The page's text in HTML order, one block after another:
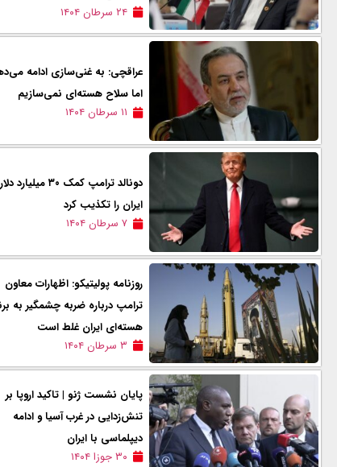
۲۴ سرطان ۱۴۰۴
عراقچی: به غنی‌سازی ادامه
اما سلاح هسته‌ای نمی‌سازیم
۱۱ سرطان ۱۴۰۴
دونالد ترامپ کمک ۳۰
ایران را تکذیب کرد
۷ سرطان ۱۴۰۴
روزنامه پولیتیکو: اظهارات معاون
ترامپ درباره ضربه چشمگیر به
هسته‌ای ایران غلط است
۳ سرطان ۱۴۰۴
پایان نشست ژنو | تاکید اروپا بر
تنش‌زدایی در غرب آسیا و ادامه
دیپلماسی با ایران
۳۰ جوزا ۱۴۰۴